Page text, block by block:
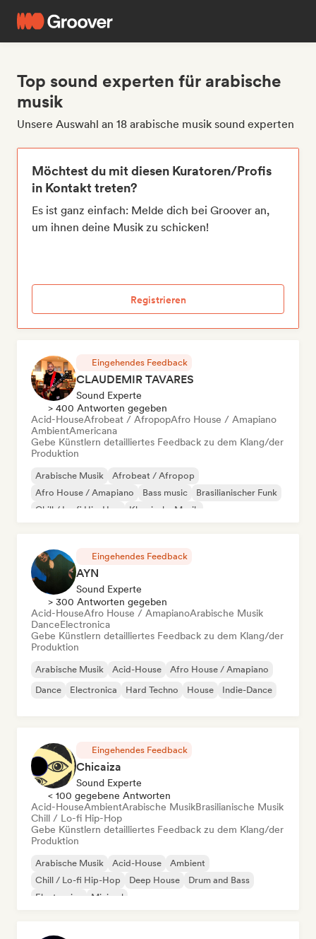
Top sound experten für arabische
musik
Unsere Auswahl an 18 arabische musik sound experten
Möchtest du mit diesen Kuratoren/Profis
in Kontakt treten?
Es ist ganz einfach: Melde dich bei Groover an,
um ihnen deine Musik zu schicken!
Registrieren
Eingehendes Feedback
CLAUDEMIR TAVARES
Sound Experte
> 400 Antworten gegeben
Acid-HouseAfrobeat / AfropopAfro House / Amapiano
AmbientAmericana
Gebe Künstlern detailliertes Feedback zu dem Klang/der
Produktion
Arabische Musik
Afrobeat / Afropop
Afro House / Amapiano
Bass music
Brasilianischer Funk
Chill / Lo-fi Hip-Hop
Klassische Musik
Eingehendes Feedback
AYN
Sound Experte
> 300 Antworten gegeben
Acid-HouseAfro House / AmapianoArabische Musik
DanceElectronica
Gebe Künstlern detailliertes Feedback zu dem Klang/der
Produktion
Arabische Musik Acid-House
Afro House / Amapiano
Dance
Electronica Hard Techno House Indie-Dance
Eingehendes Feedback
Chicaiza
Sound Experte
< 100 gegebene Antworten
Acid-HouseAmbientArabische MusikBrasilianische Musik
Chill / Lo-fi Hip-Hop
Gebe Künstlern detailliertes Feedback zu dem Klang/der
Produktion
Arabische Musik Acid-House
Ambient
Chill / Lo-fi Hip-Hop
Deep House
Drum and Bass
Electronica
Minimal